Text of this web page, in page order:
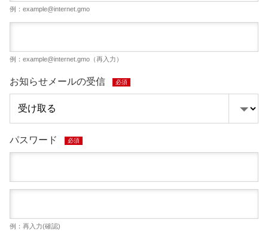
例： example@internet.gmo
例： example@internet.gmo （再入力）
お知らせメールの受信 必須
パスワード 必須
例：再入力(確認)